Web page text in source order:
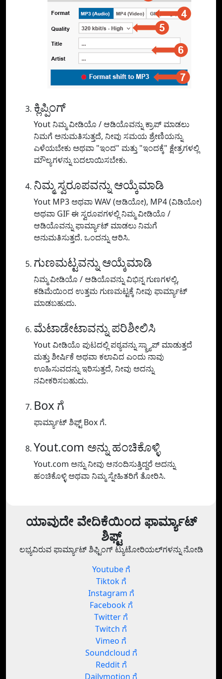
ಕ್ಲಿಪ್ಪಿಂಗ್
Yout ನಿಮ್ಮ ವೀಡಿಯೊ / ಆಡಿಯೊವನ್ನು ಕ್ರಾಪ್ ಮಾಡಲು
ನಿಮಗೆ ಅನುಮತಿಸುತ್ತದೆ, ನೀವು ಸಮಯ ಶ್ರೇಣಿಯನ್ನು
ಎಳೆಯಬೇಕು ಅಥವಾ "ಇಂದ" ಮತ್ತು "ಇಂದಕ್ಕೆ" ಕ್ಷೇತ್ರಗಳಲ್ಲಿ
ಮೌಲ್ಯಗಳನ್ನು ಬದಲಾಯಿಸಬೇಕು.
ನಿಮ್ಮ ಸ್ವರೂಪವನ್ನು ಆಯ್ಕೆಮಾಡಿ
Yout MP3 ಅಥವಾ WAV (ಆಡಿಯೋ), MP4 (ವಿಡಿಯೋ)
ಅಥವಾ GIF ಈ ಸ್ವರೂಪಗಳಲ್ಲಿ ನಿಮ್ಮ ವೀಡಿಯೊ /
ಆಡಿಯೊವನ್ನು ಫಾರ್ಮ್ಯಾಟ್ ಮಾಡಲು ನಿಮಗೆ
ಅನುಮತಿಸುತ್ತದೆ. ಒಂದನ್ನು ಆರಿಸಿ.
ಗುಣಮಟ್ಟವನ್ನು ಆಯ್ಕೆಮಾಡಿ
ನಿಮ್ಮ ವೀಡಿಯೊ / ಆಡಿಯೊವನ್ನು ವಿಭಿನ್ನ ಗುಣಗಳಲ್ಲಿ,
ಕಡಿಮೆಯಿಂದ ಉತ್ತಮ ಗುಣಮಟ್ಟಕ್ಕೆ ನೀವು ಫಾರ್ಮ್ಯಾಟ್
ಮಾಡಬಹುದು.
ಮೆಟಾಡೇಟಾವನ್ನು ಪರಿಶೀಲಿಸಿ
Yout ವೀಡಿಯೊ ಪುಟದಲ್ಲಿ ಪಠ್ಯವನ್ನು ಸ್ಕ್ರ್ಯಾಪ್ ಮಾಡುತ್ತದೆ
ಮತ್ತು ಶೀರ್ಷಿಕೆ ಅಥವಾ ಕಲಾವಿದ ಎಂದು ನಾವು
ಊಹಿಸುವದನ್ನು ಇರಿಸುತ್ತದೆ, ನೀವು ಅದನ್ನು
ನವೀಕರಿಸಬಹುದು.
Box ಗೆ
ಫಾರ್ಮ್ಯಾಟ್ ಶಿಫ್ಟ್ Box ಗೆ.
Yout.com ಅನ್ನು ಹಂಚಿಕೊಳ್ಳಿ
Yout.com ಅನ್ನು ನೀವು ಆನಂದಿಸುತ್ತಿದ್ದರೆ ಅದನ್ನು
ಹಂಚಿಕೊಳ್ಳಿ ಅಥವಾ ನಿಮ್ಮ ಸ್ನೇಹಿತರಿಗೆ ತೋರಿಸಿ.
ಯಾವುದೇ ವೇದಿಕೆಯಿಂದ ಫಾರ್ಮ್ಯಾಟ್
ಶಿಫ್ಟ್
ಲಭ್ಯವಿರುವ ಫಾರ್ಮ್ಯಾಟ್ ಶಿಫ್ಟಿಂಗ್ ಟ್ಯುಟೋರಿಯಲ್‌ಗಳನ್ನು ನೋಡಿ
Youtube ಗೆ
Tiktok ಗೆ
Instagram ಗೆ
Facebook ಗೆ
Twitter ಗೆ
Twitch ಗೆ
Vimeo ಗೆ
Soundcloud ಗೆ
Reddit ಗೆ
Dailymotion ಗೆ